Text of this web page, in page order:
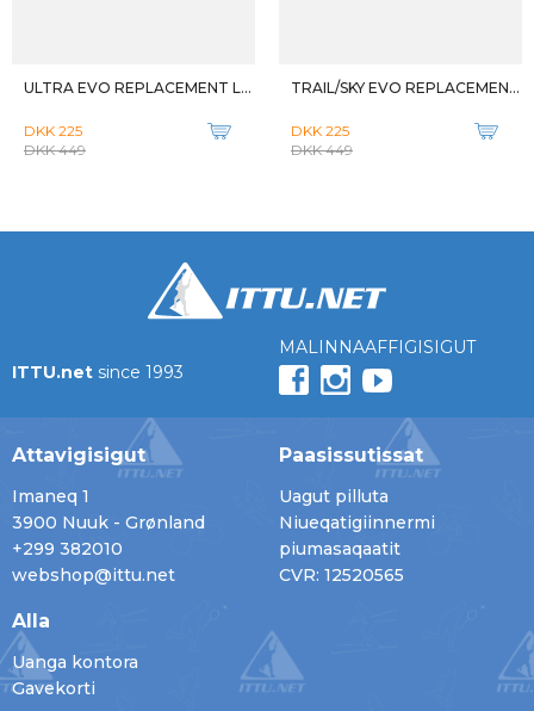
ULTRA EVO REPLACEMENT LENS
DKK 225
DKK 449
TRAIL/SKY EVO REPLACEMENT LENS
DKK 225
DKK 449
ITTU.net since 1993
MALINNAAFFIGISIGUT
Attavigisigut
Imaneq 1
3900 Nuuk - Grønland
+299 382010
webshop@ittu.net
Paasissutissat
Uagut pilluta
Niueqatigiinnermi
piumasaqaatit
CVR: 12520565
Alla
Uanga kontora
Gavekorti